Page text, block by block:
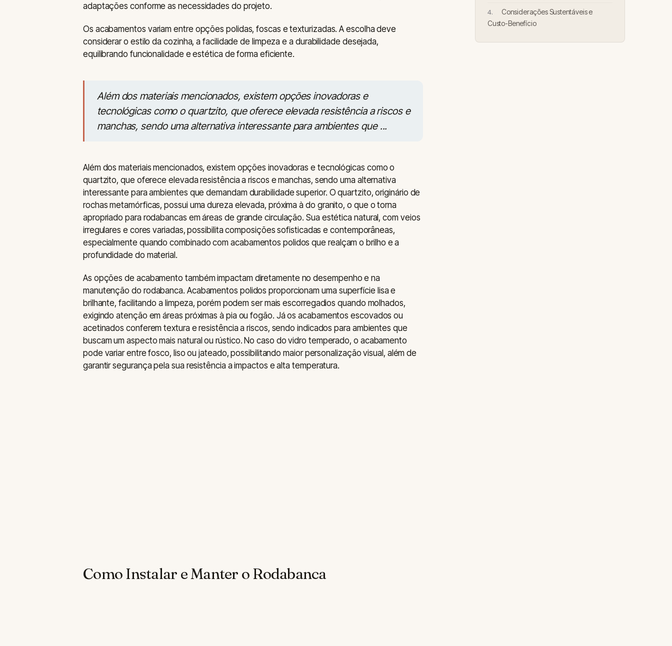
adaptações conforme as necessidades do projeto.
Os acabamentos variam entre opções polidas, foscas e texturizadas. A escolha deve
considerar o estilo da cozinha, a facilidade de limpeza e a durabilidade desejada,
equilibrando funcionalidade e estética de forma eficiente.
Além dos materiais mencionados, existem opções inovadoras e
tecnológicas como o quartzito, que oferece elevada resistência a riscos e
manchas, sendo uma alternativa interessante para ambientes que ...
Além dos materiais mencionados, existem opções inovadoras e tecnológicas como o
quartzito, que oferece elevada resistência a riscos e manchas, sendo uma alternativa
interessante para ambientes que demandam durabilidade superior. O quartzito, originário de
rochas metamórficas, possui uma dureza elevada, próxima à do granito, o que o torna
apropriado para rodabancas em áreas de grande circulação. Sua estética natural, com veios
irregulares e cores variadas, possibilita composições sofisticadas e contemporâneas,
especialmente quando combinado com acabamentos polidos que realçam o brilho e a
profundidade do material.
As opções de acabamento também impactam diretamente no desempenho e na
manutenção do rodabanca. Acabamentos polidos proporcionam uma superfície lisa e
brilhante, facilitando a limpeza, porém podem ser mais escorregadios quando molhados,
exigindo atenção em áreas próximas à pia ou fogão. Já os acabamentos escovados ou
acetinados conferem textura e resistência a riscos, sendo indicados para ambientes que
buscam um aspecto mais natural ou rústico. No caso do vidro temperado, o acabamento
pode variar entre fosco, liso ou jateado, possibilitando maior personalização visual, além de
garantir segurança pela sua resistência a impactos e alta temperatura.
Como Instalar e Manter o Rodabanca
Considerações Sustentáveis e
Custo-Benefício